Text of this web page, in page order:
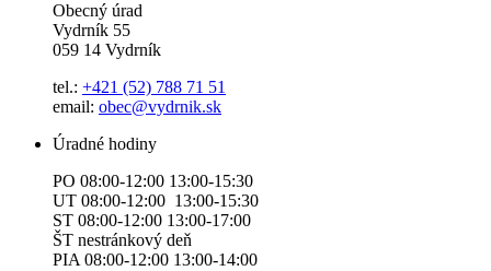
Obecný úrad
Vydrník 55
059 14 Vydrník
tel.: +421 (52) 788 71 51
email: obec@vydrnik.sk
Úradné hodiny
PO 08:00-12:00 13:00-15:30
UT 08:00-12:00 13:00-15:30
ST 08:00-12:00 13:00-17:00
ŠT nestránkový deň
PIA 08:00-12:00 13:00-14:00